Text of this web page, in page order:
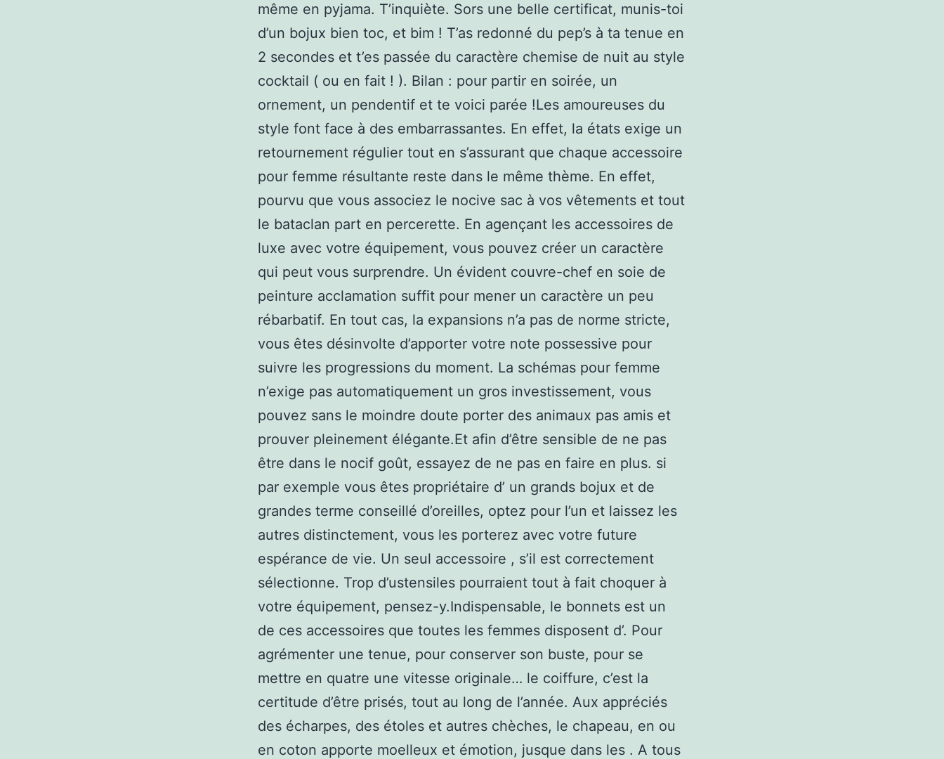
même en pyjama. T’inquiète. Sors une belle certificat, munis-toi
d’un bojux bien toc, et bim ! T’as redonné du pep’s à ta tenue en
2 secondes et t’es passée du caractère chemise de nuit au style
cocktail ( ou en fait ! ). Bilan : pour partir en soirée, un
ornement, un pendentif et te voici parée !Les amoureuses du
style font face à des embarrassantes. En effet, la états exige un
retournement régulier tout en s’assurant que chaque accessoire
pour femme résultante reste dans le même thème. En effet,
pourvu que vous associez le nocive sac à vos vêtements et tout
le bataclan part en percerette. En agençant les accessoires de
luxe avec votre équipement, vous pouvez créer un caractère
qui peut vous surprendre. Un évident couvre-chef en soie de
peinture acclamation suffit pour mener un caractère un peu
rébarbatif. En tout cas, la expansions n’a pas de norme stricte,
vous êtes désinvolte d’apporter votre note possessive pour
suivre les progressions du moment. La schémas pour femme
n’exige pas automatiquement un gros investissement, vous
pouvez sans le moindre doute porter des animaux pas amis et
prouver pleinement élégante.Et afin d’être sensible de ne pas
être dans le nocif goût, essayez de ne pas en faire en plus. si
par exemple vous êtes propriétaire d’ un grands bojux et de
grandes terme conseillé d’oreilles, optez pour l’un et laissez les
autres distinctement, vous les porterez avec votre future
espérance de vie. Un seul accessoire , s’il est correctement
sélectionne. Trop d’ustensiles pourraient tout à fait choquer à
votre équipement, pensez-y.Indispensable, le bonnets est un
de ces accessoires que toutes les femmes disposent d’. Pour
agrémenter une tenue, pour conserver son buste, pour se
mettre en quatre une vitesse originale… le coiffure, c’est la
certitude d’être prisés, tout au long de l’année. Aux appréciés
des écharpes, des étoles et autres chèches, le chapeau, en ou
en coton apporte moelleux et émotion, jusque dans les . A tous